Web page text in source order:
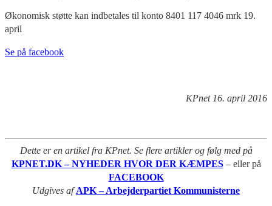
Økonomisk støtte kan indbetales til konto 8401 117 4046 mrk 19.
april
Se på facebook
KPnet 16. april 2016
Dette er en artikel fra KPnet. Se flere artikler og følg med på
KPNET.DK – NYHEDER HVOR DER KÆMPES – eller på
FACEBOOK
Udgives afAPK – Arbejderpartiet Kommunisterne